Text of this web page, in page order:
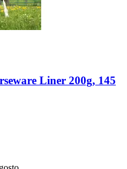
Liner 200g, 145